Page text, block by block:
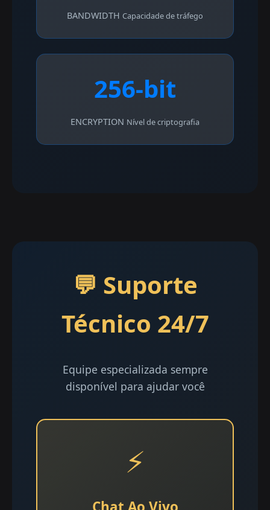
BANDWIDTH Capacidade de tráfego
256-bit
ENCRYPTION Nível de criptografia
💬 Suporte
Técnico 24/7
Equipe especializada sempre
disponível para ajudar você
⚡